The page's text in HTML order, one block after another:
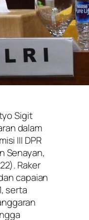
Sigit
dalam
III DPR
Senayan,
Raker
capaian
serta